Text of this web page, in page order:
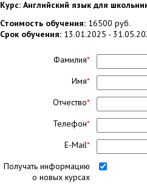
Курс: Английский язык для
Стоимость обучения: 16500 руб.
Срок обучения: 13.01.2025 -
Фамилия*
Имя*
Отчество*
Телефон*
E-Mail*
Получать информацию
о новых курсах